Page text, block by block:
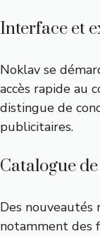
Interface et
Noklav se
accès rapide au
distingue de
publicitaires.
Catalogue
Des nouveautés
notamment des